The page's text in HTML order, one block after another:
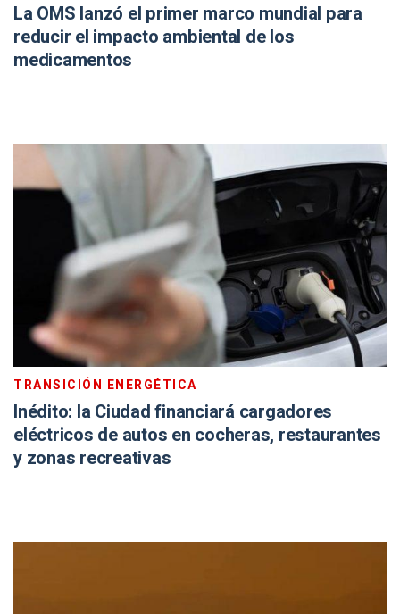
La OMS lanzó el primer marco mundial para
reducir el impacto ambiental de los
medicamentos
TRANSICIÓN ENERGÉTICA
Inédito: la Ciudad financiará cargadores
eléctricos de autos en cocheras, restaurantes
y zonas recreativas